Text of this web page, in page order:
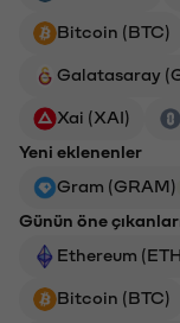
Bitcoin (BTC)
Galatasaray
Xai (XAI)
Yeni eklenenler
Gram (GRAM)
Günün öne
Ethereum
Bitcoin (BTC)